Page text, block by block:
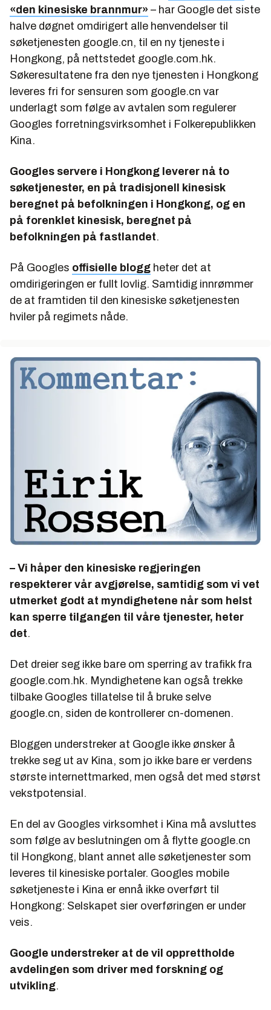
«den kinesiske brannmur» – har Google det siste
halve døgnet omdirigert alle henvendelser til
søketjenesten google.cn, til en ny tjeneste i
Hongkong, på nettstedet google.com.hk.
Søkeresultatene fra den nye tjenesten i Hongkong
leveres fri for sensuren som google.cn var
underlagt som følge av avtalen som regulerer
Googles forretningsvirksomhet i Folkerepublikken
Kina.
Googles servere i Hongkong leverer nå to
søketjenester, en på tradisjonell kinesisk
beregnet på befolkningen i Hongkong, og en
på forenklet kinesisk, beregnet på
befolkningen på fastlandet.
På Googles offisielle blogg heter det at
omdirigeringen er fullt lovlig. Samtidig innrømmer
de at framtiden til den kinesiske søketjenesten
hviler på regimets nåde.
– Vi håper den kinesiske regjeringen
respekterer vår avgjørelse, samtidig som vi vet
utmerket godt at myndighetene når som helst
kan sperre tilgangen til våre tjenester, heter
det.
Det dreier seg ikke bare om sperring av trafikk fra
google.com.hk. Myndighetene kan også trekke
tilbake Googles tillatelse til å bruke selve
google.cn, siden de kontrollerer cn-domenen.
Bloggen understreker at Google ikke ønsker å
trekke seg ut av Kina, som jo ikke bare er verdens
største internettmarked, men også det med størst
vekstpotensial.
En del av Googles virksomhet i Kina må avsluttes
som følge av beslutningen om å flytte google.cn
til Hongkong, blant annet alle søketjenester som
leveres til kinesiske portaler. Googles mobile
søketjeneste i Kina er ennå ikke overført til
Hongkong: Selskapet sier overføringen er under
veis.
Google understreker at de vil opprettholde
avdelingen som driver med forskning og
utvikling.